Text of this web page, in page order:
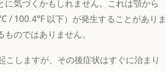
気づくかもしれません。これは顎から
/ 100.4°F 以下）が発生することがありま
のではありません。
しますが、その後症状はすぐに治まり